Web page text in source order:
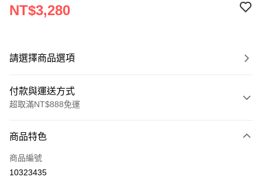
NT$3,280
請選擇商品選項
付款與運送方式
超取滿NT$888免運
信用卡一次付款
超商取貨付款
商品特色
商品編號
10323435